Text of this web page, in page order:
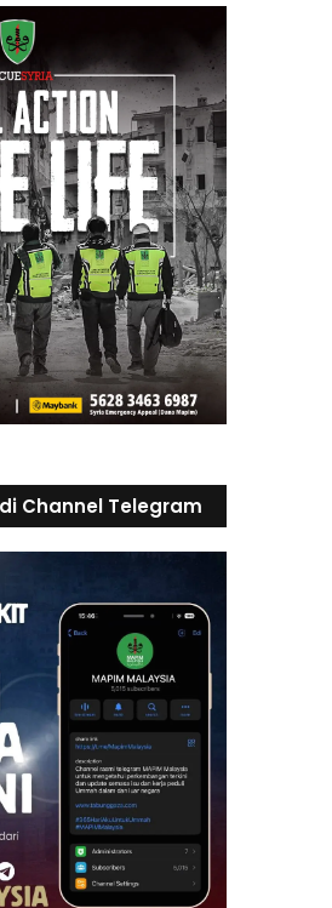
Channel Telegram